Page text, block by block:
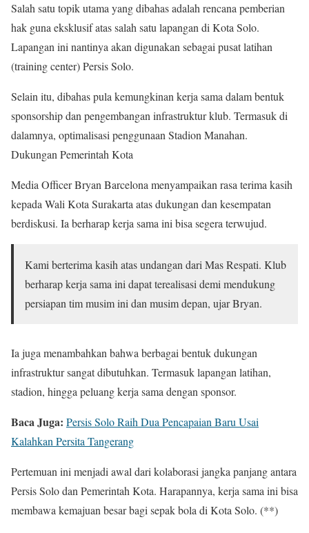
Salah satu topik utama yang dibahas adalah rencana pemberian
hak guna eksklusif atas salah satu lapangan di Kota Solo.
Lapangan ini nantinya akan digunakan sebagai pusat latihan
(training center) Persis Solo.
Selain itu, dibahas pula kemungkinan kerja sama dalam bentuk
sponsorship dan pengembangan infrastruktur klub. Termasuk di
dalamnya, optimalisasi penggunaan Stadion Manahan.
Dukungan Pemerintah Kota
Media Officer Bryan Barcelona menyampaikan rasa terima kasih
kepada Wali Kota Surakarta atas dukungan dan kesempatan
berdiskusi. Ia berharap kerja sama ini bisa segera terwujud.
Kami berterima kasih atas undangan dari Mas Respati. Klub
berharap kerja sama ini dapat terealisasi demi mendukung
persiapan tim musim ini dan musim depan, ujar Bryan.
Ia juga menambahkan bahwa berbagai bentuk dukungan
infrastruktur sangat dibutuhkan. Termasuk lapangan latihan,
stadion, hingga peluang kerja sama dengan sponsor.
Baca Juga: Persis Solo Raih Dua Pencapaian Baru Usai
Kalahkan Persita Tangerang
Pertemuan ini menjadi awal dari kolaborasi jangka panjang antara
Persis Solo dan Pemerintah Kota. Harapannya, kerja sama ini bisa
membawa kemajuan besar bagi sepak bola di Kota Solo. (**)